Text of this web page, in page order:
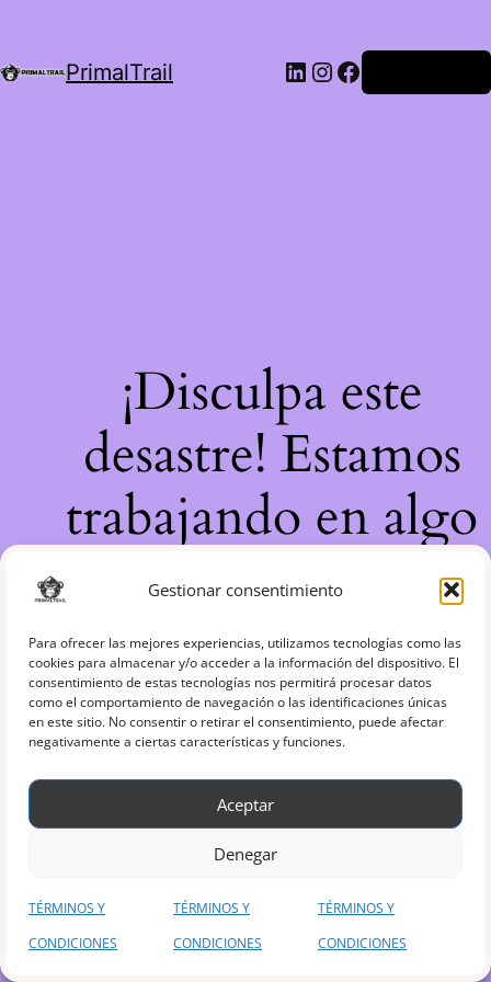
Gestionar consentimiento
Para ofrecer las mejores experiencias, utilizamos tecnologías como las
cookies para almacenar y/o acceder a la información del dispositivo. El
consentimiento de estas tecnologías nos permitirá procesar datos
como el comportamiento de navegación o las identificaciones únicas
en este sitio. No consentir o retirar el consentimiento, puede afectar
negativamente a ciertas características y funciones.
Aceptar
Denegar
TÉRMINOS Y
CONDICIONES
TÉRMINOS Y
CONDICIONES
TÉRMINOS Y
CONDICIONES
PrimalTrail LinkedIn
Instagram
Facebook
¡Disculpa este
desastre! Estamos
trabajando en algo
increíble, ¡vuelve
pronto!